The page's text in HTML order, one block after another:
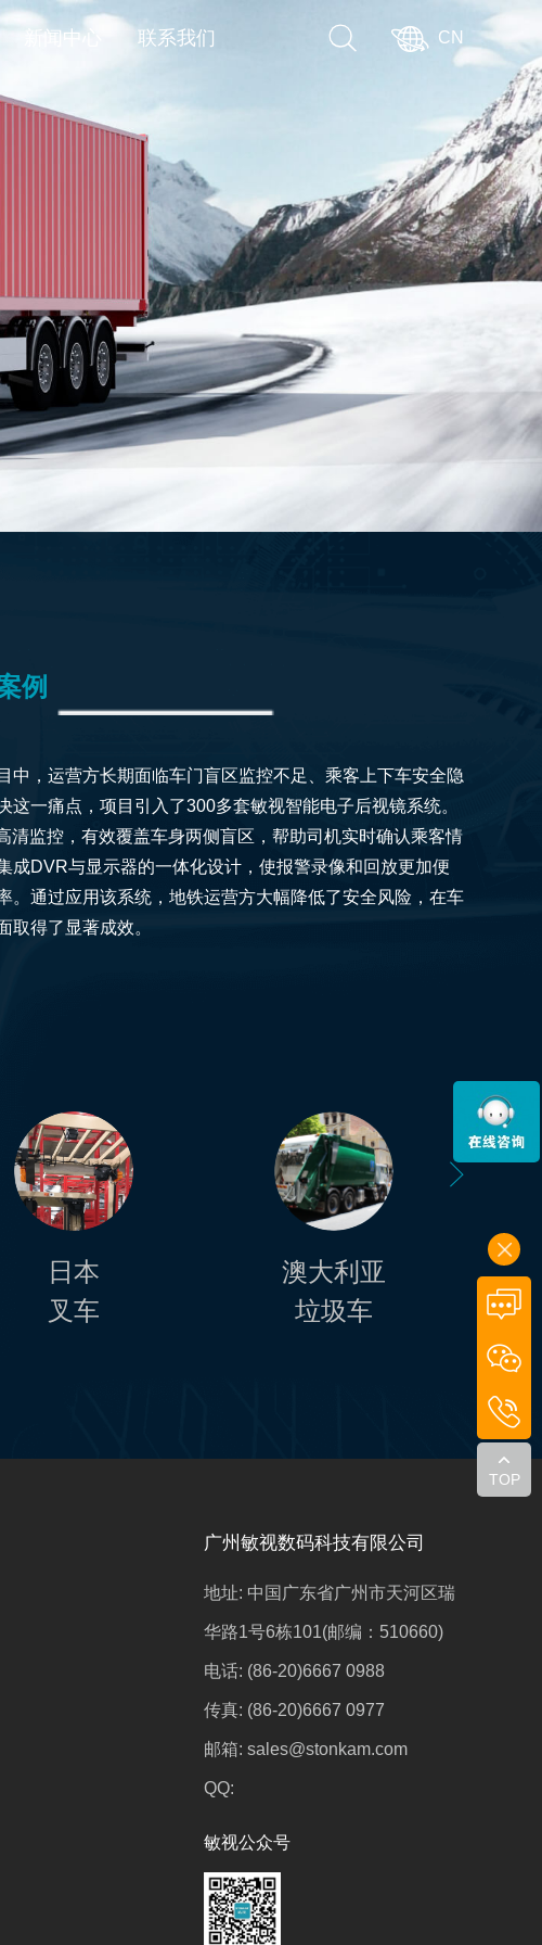
TOP
新闻中心 联系我们 CN
例
中，运营方长期面临车门盲区监控不足、乘客上下车安全隐
这一痛点，项目引入了300多套敏视智能电子后视镜系统。
清监控，有效覆盖车身两侧盲区，帮助司机实时确认乘客情
成DVR与显示器的一体化设计，使报警录像和回放更加便
。通过应用该系统，地铁运营方大幅降低了安全风险，在车
取得了显著成效。
日本
叉车
澳大利亚
垃圾车
广州敏视数码科技有限公司
地址: 中国广东省广州市天河区瑞
华路1号6栋101(邮编：510660)
电话: (86-20)6667 0988
传真: (86-20)6667 0977
邮箱: sales@stonkam.com
QQ:
敏视公众号